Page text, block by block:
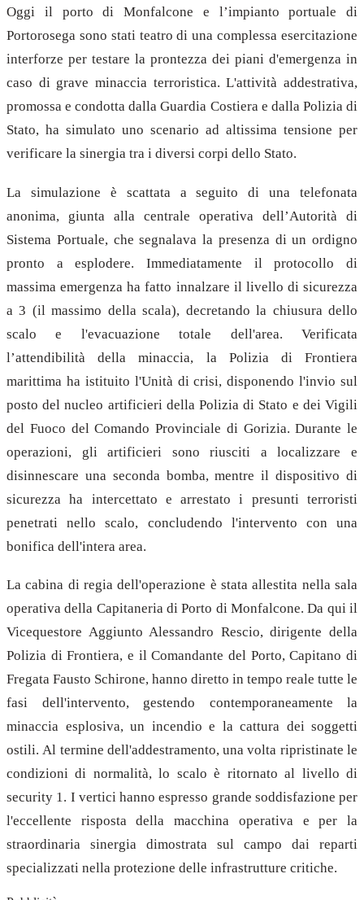
Oggi il porto di Monfalcone e l’impianto portuale di
Portorosega sono stati teatro di una complessa esercitazione
interforze per testare la prontezza dei piani d'emergenza in
caso di grave minaccia terroristica. L'attività addestrativa,
promossa e condotta dalla Guardia Costiera e dalla Polizia di
Stato, ha simulato uno scenario ad altissima tensione per
verificare la sinergia tra i diversi corpi dello Stato.
La simulazione è scattata a seguito di una telefonata
anonima, giunta alla centrale operativa dell’Autorità di
Sistema Portuale, che segnalava la presenza di un ordigno
pronto a esplodere. Immediatamente il protocollo di
massima emergenza ha fatto innalzare il livello di sicurezza
a 3 (il massimo della scala), decretando la chiusura dello
scalo e l'evacuazione totale dell'area. Verificata
l’attendibilità della minaccia, la Polizia di Frontiera
marittima ha istituito l'Unità di crisi, disponendo l'invio sul
posto del nucleo artificieri della Polizia di Stato e dei Vigili
del Fuoco del Comando Provinciale di Gorizia. Durante le
operazioni, gli artificieri sono riusciti a localizzare e
disinnescare una seconda bomba, mentre il dispositivo di
sicurezza ha intercettato e arrestato i presunti terroristi
penetrati nello scalo, concludendo l'intervento con una
bonifica dell'intera area.
La cabina di regia dell'operazione è stata allestita nella sala
operativa della Capitaneria di Porto di Monfalcone. Da qui il
Vicequestore Aggiunto Alessandro Rescio, dirigente della
Polizia di Frontiera, e il Comandante del Porto, Capitano di
Fregata Fausto Schirone, hanno diretto in tempo reale tutte le
fasi dell'intervento, gestendo contemporaneamente la
minaccia esplosiva, un incendio e la cattura dei soggetti
ostili. Al termine dell'addestramento, una volta ripristinate le
condizioni di normalità, lo scalo è ritornato al livello di
security 1. I vertici hanno espresso grande soddisfazione per
l'eccellente risposta della macchina operativa e per la
straordinaria sinergia dimostrata sul campo dai reparti
specializzati nella protezione delle infrastrutture critiche.